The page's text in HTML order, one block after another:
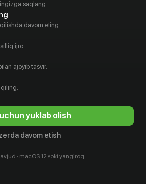
saqlang.
davom eting.
ijro.
ajoyib tasvir.
qiling.
yuklab olish
davom etish
· macOS 12 yoki yangiroq